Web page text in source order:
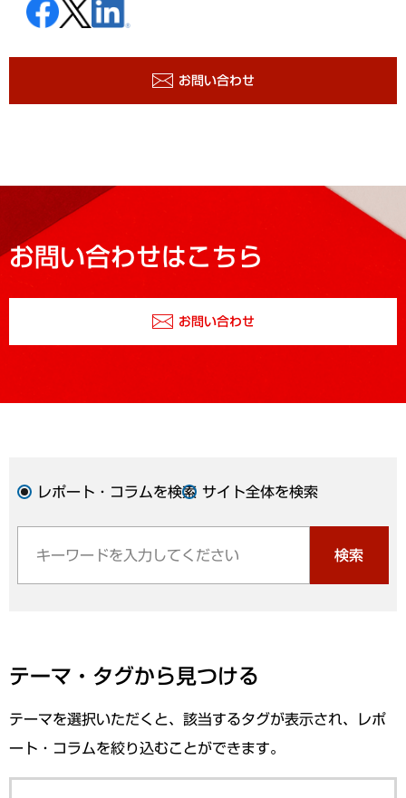
お問い合わせ
お問い合わせはこちら
お問い合わせ
レポート・コラムを検索 サイト全体を検索
検索
テーマ・タグから見つける
テーマを選択いただくと、該当するタグが表示され、レポ
ート・コラムを絞り込むことができます。